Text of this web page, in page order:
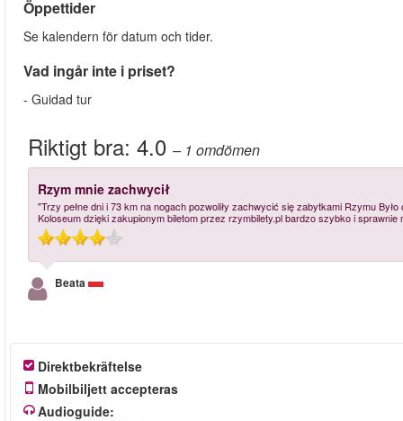
Öppettider
Se kalendern för datum och tider.
Vad ingår inte i priset?
- Guidad tur
Riktigt bra: 4.0 – 1 omdömen
Rzym mnie zachwycił
"Trzy pełne dni i 73 km na nogach pozwoliły zachwycić się zabytkami Rzymu
Koloseum dzięki zakupionym biletom przez rzymbilety.pl bardzo szybko i
Beata
Direktbekräftelse
Mobilbiljett accepteras
Audioguide: